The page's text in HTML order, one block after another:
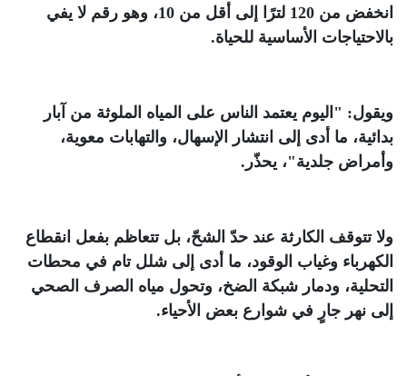
انخفض من 120 لترًا إلى أقل من 10، وهو رقم لا يفي
بالاحتياجات الأساسية للحياة.
ويقول: "اليوم يعتمد الناس على المياه الملوثة من آبار
بدائية، ما أدى إلى انتشار الإسهال، والتهابات معوية،
وأمراض جلدية"، يحذّر .
ولا تتوقف الكارثة عند حدّ الشحّ، بل تتعاظم بفعل انقطاع
الكهرباء وغياب الوقود، ما أدى إلى شلل تام في محطات
التحلية، ودمار شبكة الضخ، وتحول مياه الصرف الصحي
إلى نهر جارٍ في شوارع بعض الأحياء.